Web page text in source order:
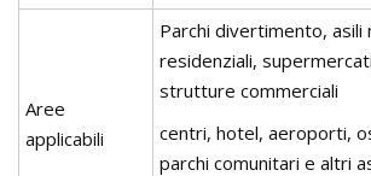
Aree
applicabili
Parchi divertimento, asili
residenziali,
strutture commerciali
centri, hotel, aeroporti,
parchi comunitari e altri